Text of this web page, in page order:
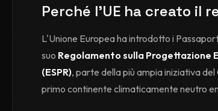
Perché l'UE ha creato il
L'Unione Europea ha introdotto i
suo Regolamento sulla Progettazione
(ESPR), parte della più ampia iniziativa del
primo continente climaticamente neutro